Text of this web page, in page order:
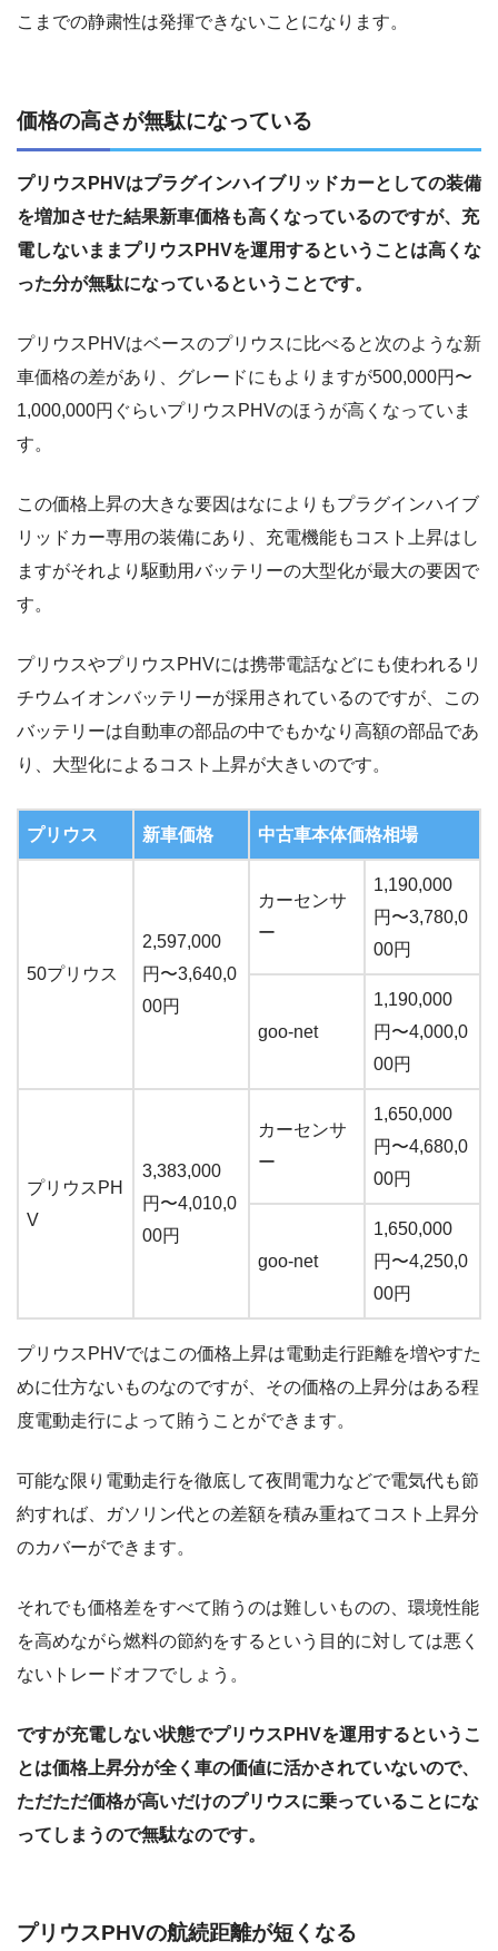
こまでの静粛性は発揮できないことになります。
価格の高さが無駄になっている
プリウスPHVはプラグインハイブリッドカーとしての装備
を増加させた結果新車価格も高くなっているのですが、充
電しないままプリウスPHVを運用するということは高くな
った分が無駄になっているということです。
プリウスPHVはベースのプリウスに比べると次のような新
車価格の差があり、グレードにもよりますが500,000円〜
1,000,000円ぐらいプリウスPHVのほうが高くなっていま
す。
この価格上昇の大きな要因はなによりもプラグインハイブ
リッドカー専用の装備にあり、充電機能もコスト上昇はし
ますがそれより駆動用バッテリーの大型化が最大の要因で
す。
プリウスやプリウスPHVには携帯電話などにも使われるリ
チウムイオンバッテリーが採用されているのですが、この
バッテリーは自動車の部品の中でもかなり高額の部品であ
り、大型化によるコスト上昇が大きいのです。
プリウス 新車価格 中古車本体価格相場
50プリウス
2,597,000
円〜3,640,0
00円
カーセンサ
ー
1,190,000
円〜3,780,0
00円
goo-net
1,190,000
円〜4,000,0
00円
プリウスPH
V
3,383,000
円〜4,010,0
00円
カーセンサ
ー
1,650,000
円〜4,680,0
00円
goo-net
1,650,000
円〜4,250,0
00円
プリウスPHVではこの価格上昇は電動走行距離を増やすた
めに仕方ないものなのですが、その価格の上昇分はある程
度電動走行によって賄うことができます。
可能な限り電動走行を徹底して夜間電力などで電気代も節
約すれば、ガソリン代との差額を積み重ねてコスト上昇分
のカバーができます。
それでも価格差をすべて賄うのは難しいものの、環境性能
を高めながら燃料の節約をするという目的に対しては悪く
ないトレードオフでしょう。
ですが充電しない状態でプリウスPHVを運用するというこ
とは価格上昇分が全く車の価値に活かされていないので、
ただただ価格が高いだけのプリウスに乗っていることにな
ってしまうので無駄なのです。
プリウスPHVの航続距離が短くなる